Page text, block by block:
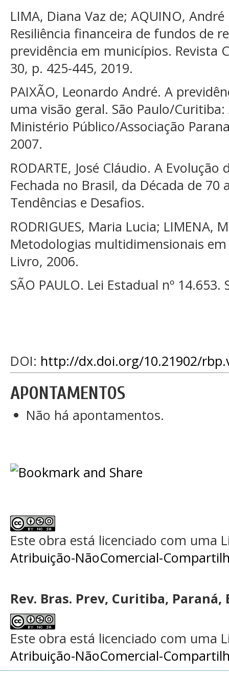
LIMA, Diana Vaz de; AQUINO,
Resiliência financeira de fundos de
previdência em municípios. Revista
30, p. 425-445, 2019.
PAIXÃO, Leonardo André. A
uma visão geral. São Paulo/
Ministério Público/Associação
2007.
RODARTE, José Cláudio. A
Fechada no Brasil, da Década de
Tendências e Desafios.
RODRIGUES, Maria Lucia; LIMENA,
Metodologias multidimensionais
Livro, 2006.
SÃO PAULO. Lei Estadual nº 14.653.
DOI: http://dx.doi.org/10.21902/
APONTAMENTOS
Não há apontamentos.
Este obra está licenciado com uma
Atribuição-NãoComercial-
Rev. Bras. Prev, Curitiba, Paraná,
Este obra está licenciado com uma
Atribuição-NãoComercial-